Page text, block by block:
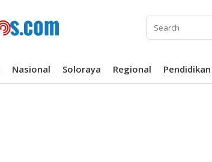
Nasional Soloraya Regional Pendidikan